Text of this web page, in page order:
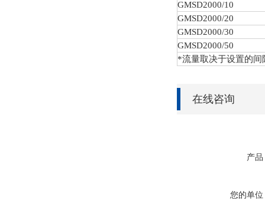
GMSD2000/10
GMSD2000/20
GMSD2000/30
GMSD2000/50
*流量取决于设置的间
在线咨询
产品
您的单位